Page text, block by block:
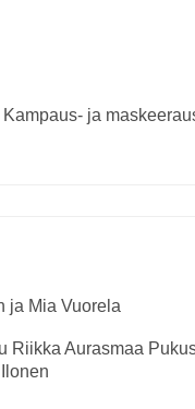
Kampaus- ja
ja Mia Vuorela
Riikka Aurasmaa